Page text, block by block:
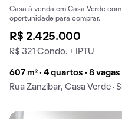
Casa à venda em Casa Verde
oportunidade para comprar.
R$ 2.425.000
R$ 321 Condo. + IPTU
607 m² · 4 quartos · 8 vagas
Rua Zanzibar, Casa Verde ·